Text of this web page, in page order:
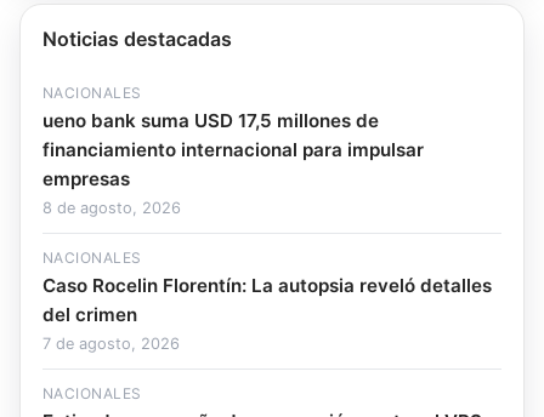
Noticias destacadas
NACIONALES
ueno bank suma USD 17,5 millones de
financiamiento internacional para impulsar
empresas
8 de agosto, 2026
NACIONALES
Caso Rocelin Florentín: La autopsia reveló detalles
del crimen
7 de agosto, 2026
NACIONALES